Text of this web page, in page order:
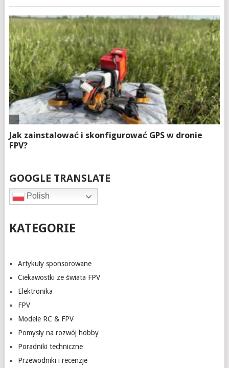
GOOGLE TRANSLATE
Polish
KATEGORIE
Artykuły sponsorowane
Ciekawostki ze świata FPV
Elektronika
FPV
Modele RC & FPV
Pomysły na rozwój hobby
Poradniki techniczne
Przewodniki i recenzje